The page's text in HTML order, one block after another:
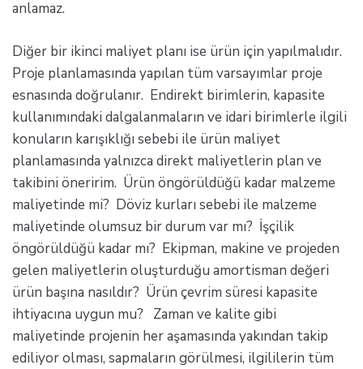
anlamaz.
Diğer bir ikinci maliyet planı ise ürün için yapılmalıdır.
Proje planlamasında yapılan tüm varsayımlar proje
esnasında doğrulanır. Endirekt birimlerin, kapasite
kullanımındaki dalgalanmaların ve idari birimlerle ilgili
konuların karışıklığı sebebi ile ürün maliyet
planlamasında yalnızca direkt maliyetlerin plan ve
takibini öneririm. Ürün öngörüldüğü kadar malzeme
maliyetinde mi? Döviz kurları sebebi ile malzeme
maliyetinde olumsuz bir durum var mı? İşçilik
öngörüldüğü kadar mı? Ekipman, makine ve projeden
gelen maliyetlerin oluşturduğu amortisman değeri
ürün başına nasıldır? Ürün çevrim süresi kapasite
ihtiyacına uygun mu? Zaman ve kalite gibi
maliyetinde projenin her aşamasında yakından takip
ediliyor olması, sapmaların görülmesi, ilgililerin tüm